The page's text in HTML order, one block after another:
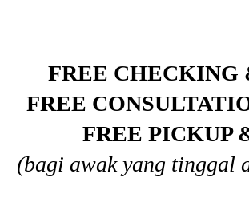
FREE CHECKING
FREE
FREE PICKUP
(bagi awak yang tinggal